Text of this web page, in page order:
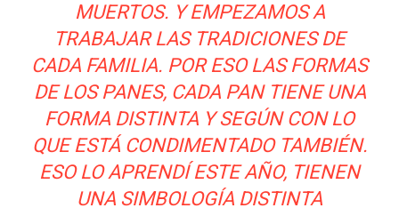
MUERTOS. Y EMPEZAMOS A
TRABAJAR LAS TRADICIONES DE
CADA FAMILIA. POR ESO LAS FORMAS
DE LOS PANES, CADA PAN TIENE UNA
FORMA DISTINTA Y SEGÚN CON LO
QUE ESTÁ CONDIMENTADO TAMBIÉN.
ESO LO APRENDÍ ESTE AÑO, TIENEN
UNA SIMBOLOGÍA DISTINTA